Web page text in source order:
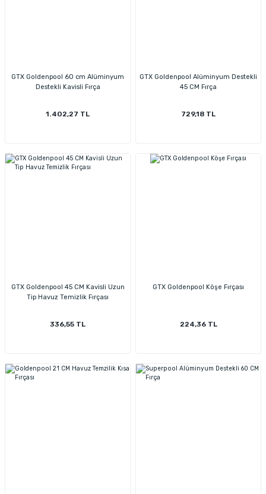
GTX Goldenpool 60 cm Alüminyum
Destekli Kavisli Fırça
1.402,27 TL
GTX Goldenpool Alüminyum Destekli
45 CM Fırça
729,18 TL
GTX Goldenpool 45 CM Kavisli Uzun
Tip Havuz Temizlik Fırçası
336,55 TL
GTX Goldenpool Köşe Fırçası
224,36 TL